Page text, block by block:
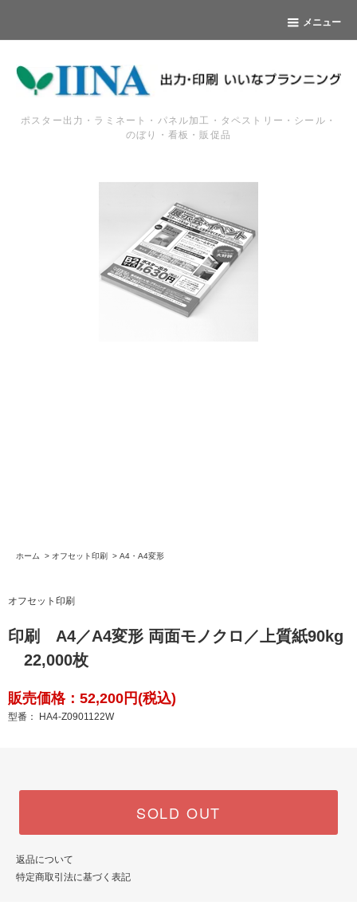
メニュー
ポスター出力・ラミネート・パネル加工・タペストリー・シール・
のぼり・看板・販促品
ホーム > オフセット印刷 > A4・A4変形
オフセット印刷
印刷 A4／A4変形 両面モノクロ／上質紙90kg
22,000枚
販売価格：52,200円(税込)
型番： HA4-Z0901122W
SOLD OUT
返品について
特定商取引法に基づく表記